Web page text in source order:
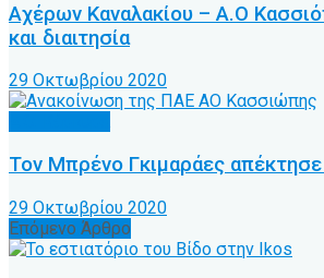
Αχέρων Καναλακίου – Α.Ο
και διαιτησία
29 Οκτωβρίου 2020
Τον Μπρένο Γκιμαράες
29 Οκτωβρίου 2020
Επόμενο Άρθρο